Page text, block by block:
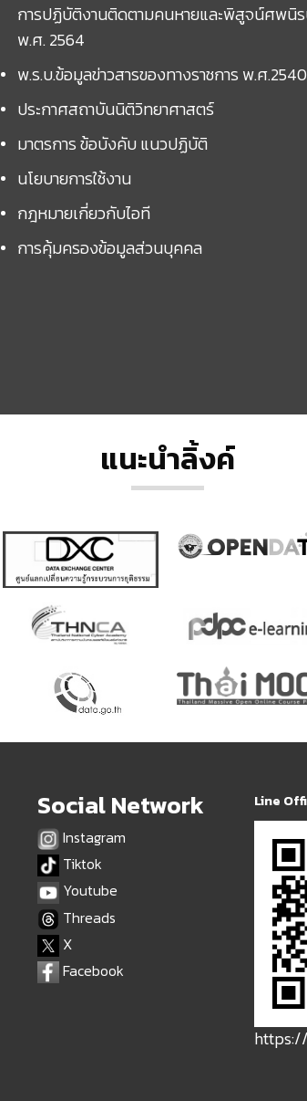
การปฏิบัติงานติดตามคนหายและพิสูจน์ศพนิ
พ.ศ. 2564
พ.ร.บ.ข้อมูลข่าวสารของทางราชการ พ.ศ.2540
ประกาศสถาบันนิติวิทยาศาสตร์
มาตรการ ข้อบังคับ แนวปฏิบัติ
นโยบายการใช้งาน
กฎหมายเกี่ยวกับไอที
การคุ้มครองข้อมูลส่วนบุคคล
แนะนำลิ้งค์
Social Network
Instagram
Tiktok
Youtube
Threads
X
Facebook
Line